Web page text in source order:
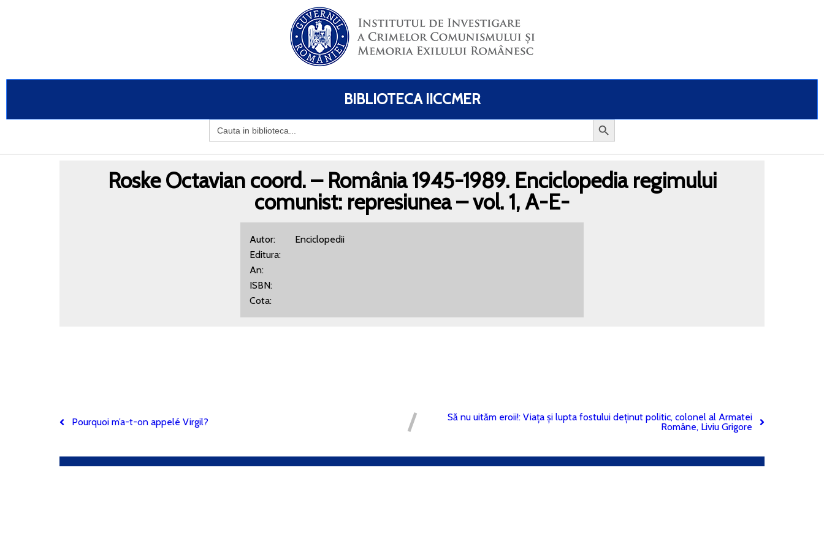
BIBLIOTECA IICCMER
Search
for:
Roske Octavian coord. – România 1945-1989. Enciclopedia regimului
comunist: represiunea – vol. 1, A-E-
Autor: Enciclopedii
Editura:
An:
ISBN:
Cota:
Pourquoi m’a-t-on appelé Virgil?
Să nu uităm eroii!: Viața și lupta fostului deținut politic, colonel al Armatei
Române, Liviu Grigore